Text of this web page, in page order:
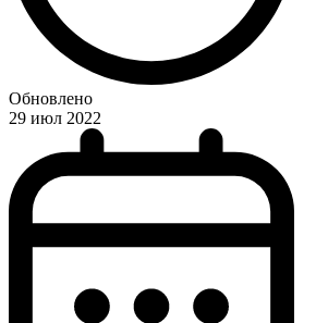
Обновлено
29 июл 2022